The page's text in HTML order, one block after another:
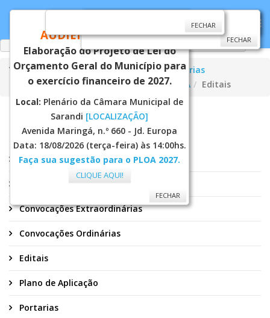
Você está aqui:Página Principal
Secretarias
Assistência Social
Conselhos CMDCA Editais
CMDCA
Atas
Convocações Conjuntas
Convocações Extraordinárias
Convocações Ordinárias
Editais
Plano de Aplicação
Portarias
AUDIÊNCIA PÚBLICA
Elaboração do Projeto de Lei do
Orçamento Geral do Município para
o exercício financeiro de 2027.
Local: Plenário da Câmara Municipal de
Sarandi [LOCALIZAÇÃO]
Avenida Maringá, n.º 660 - Jd. Europa
Data: 18/08/2026 (terça-feira) às 14:00hs.
Faça sua sugestão para o PLOA 2027.
CLIQUE AQUI!
FECHAR
FECHAR
FECHAR